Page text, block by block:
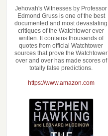
Jehovah's Witnesses by Professor
Edmond Gruss is one of the best
documented and most devastating
critiques of the Watchtower ever
written. It contains thousands of
quotes from official Watchtower
sources that prove the Watchtower
over and over has made scores of
totally false predictions.
https://www.amazon.com